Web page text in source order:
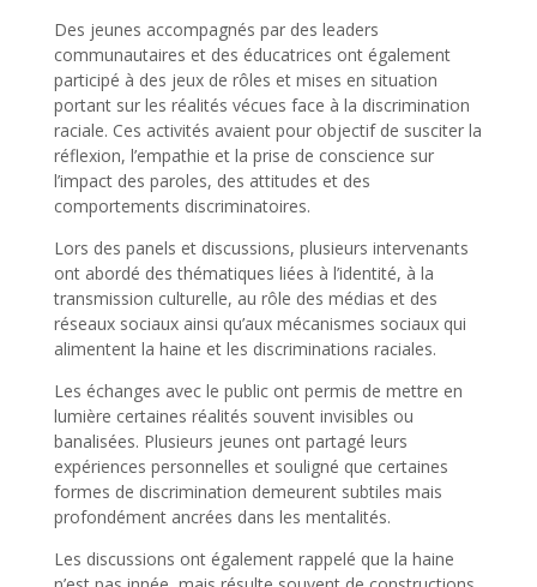
Des jeunes accompagnés par des leaders
communautaires et des éducatrices ont également
participé à des jeux de rôles et mises en situation
portant sur les réalités vécues face à la discrimination
raciale. Ces activités avaient pour objectif de susciter la
réflexion, l’empathie et la prise de conscience sur
l’impact des paroles, des attitudes et des
comportements discriminatoires.
Lors des panels et discussions, plusieurs intervenants
ont abordé des thématiques liées à l’identité, à la
transmission culturelle, au rôle des médias et des
réseaux sociaux ainsi qu’aux mécanismes sociaux qui
alimentent la haine et les discriminations raciales.
Les échanges avec le public ont permis de mettre en
lumière certaines réalités souvent invisibles ou
banalisées. Plusieurs jeunes ont partagé leurs
expériences personnelles et souligné que certaines
formes de discrimination demeurent subtiles mais
profondément ancrées dans les mentalités.
Les discussions ont également rappelé que la haine